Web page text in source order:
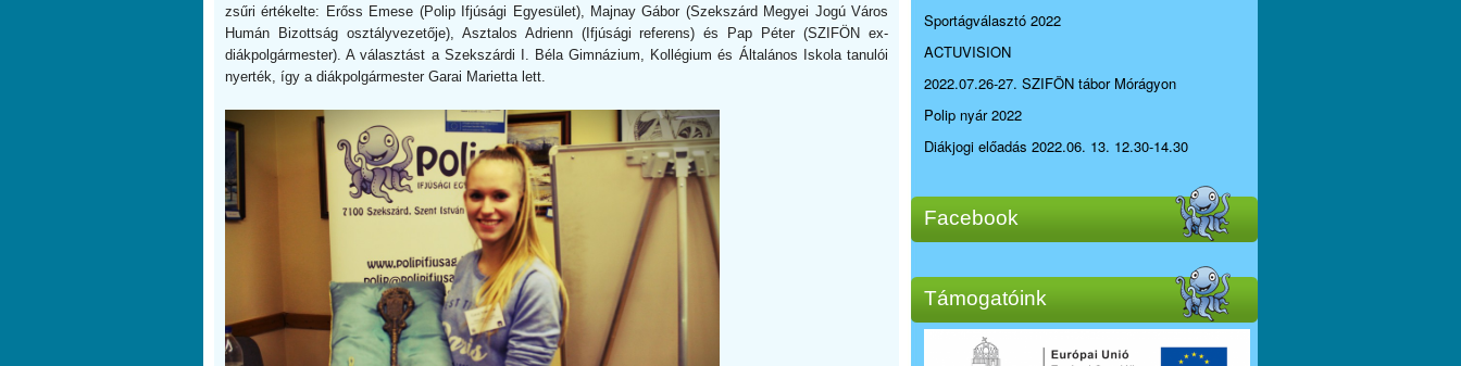
zsűri értékelte: Erőss Emese (Polip Ifjúsági Egyesület), Majnay Gábor (Szekszárd Megyei Jogú Város
Humán Bizottság osztályvezetője), Asztalos Adrienn (Ifjúsági referens) és Pap Péter (SZIFÖN ex-
diákpolgármester). A választást a Szekszárdi I. Béla Gimnázium, Kollégium és Általános Iskola tanulói
nyerték, így a diákpolgármester Garai Marietta lett.
Sportágválasztó 2022
ACTUVISION
2022.07.26-27. SZIFÖN tábor Mórágyon
Polip nyár 2022
Diákjogi előadás 2022.06. 13. 12.30-14.30
Facebook
Támogatóink